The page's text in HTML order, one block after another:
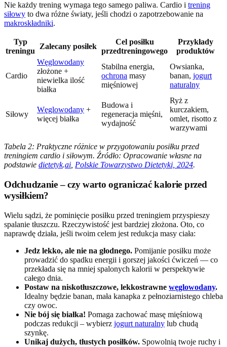
Nie każdy trening wymaga tego samego paliwa. Cardio i trening
siłowy to dwa różne światy, jeśli chodzi o zapotrzebowanie na
makroskładniki.
Typ
treningu
Zalecany posiłek
Cel posiłku
przedtreningowego
Przykłady
produktów
Cardio
Węglowodany
złożone +
niewielka ilość
białka
Stabilna energia,
ochrona masy
mięśniowej
Owsianka,
banan, jogurt
naturalny
Siłowy
Węglowodany +
więcej białka
Budowa i
regeneracja mięśni,
wydajność
Ryż z
kurczakiem,
omlet, risotto z
warzywami
Tabela 2: Praktyczne różnice w przygotowaniu posiłku przed
treningiem cardio i siłowym. Źródło: Opracowanie własne na
podstawie dietetyk.ai Polskie Towarzystwo Dietetyki, 2024.
Odchudzanie – czy warto ograniczać kalorie przed
wysiłkiem?
Wielu sądzi, że pominięcie posiłku przed treningiem przyspieszy
spalanie tłuszczu. Rzeczywistość jest bardziej złożona. Oto, co
naprawdę działa, jeśli twoim celem jest redukcja masy ciała:
Jedz lekko, ale nie na głodnego. Pomijanie posiłku może
prowadzić do spadku energii i gorszej jakości ćwiczeń — co
przekłada się na mniej spalonych kalorii w perspektywie
całego dnia.
Postaw na niskotłuszczowe, lekkostrawne węglowodany.
Idealny będzie banan, mała kanapka z pełnoziarnistego chleba
czy owoc.
Nie bój się białka! Pomaga zachować masę mięśniową
podczas redukcji – wybierz jogurt naturalny lub chudą
szynkę.
Unikaj dużych, tłustych posiłków. Spowolnią twoje ruchy i